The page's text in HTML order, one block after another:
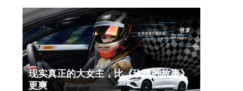
现实真正的大女主，比《玫瑰的故事》
更爽